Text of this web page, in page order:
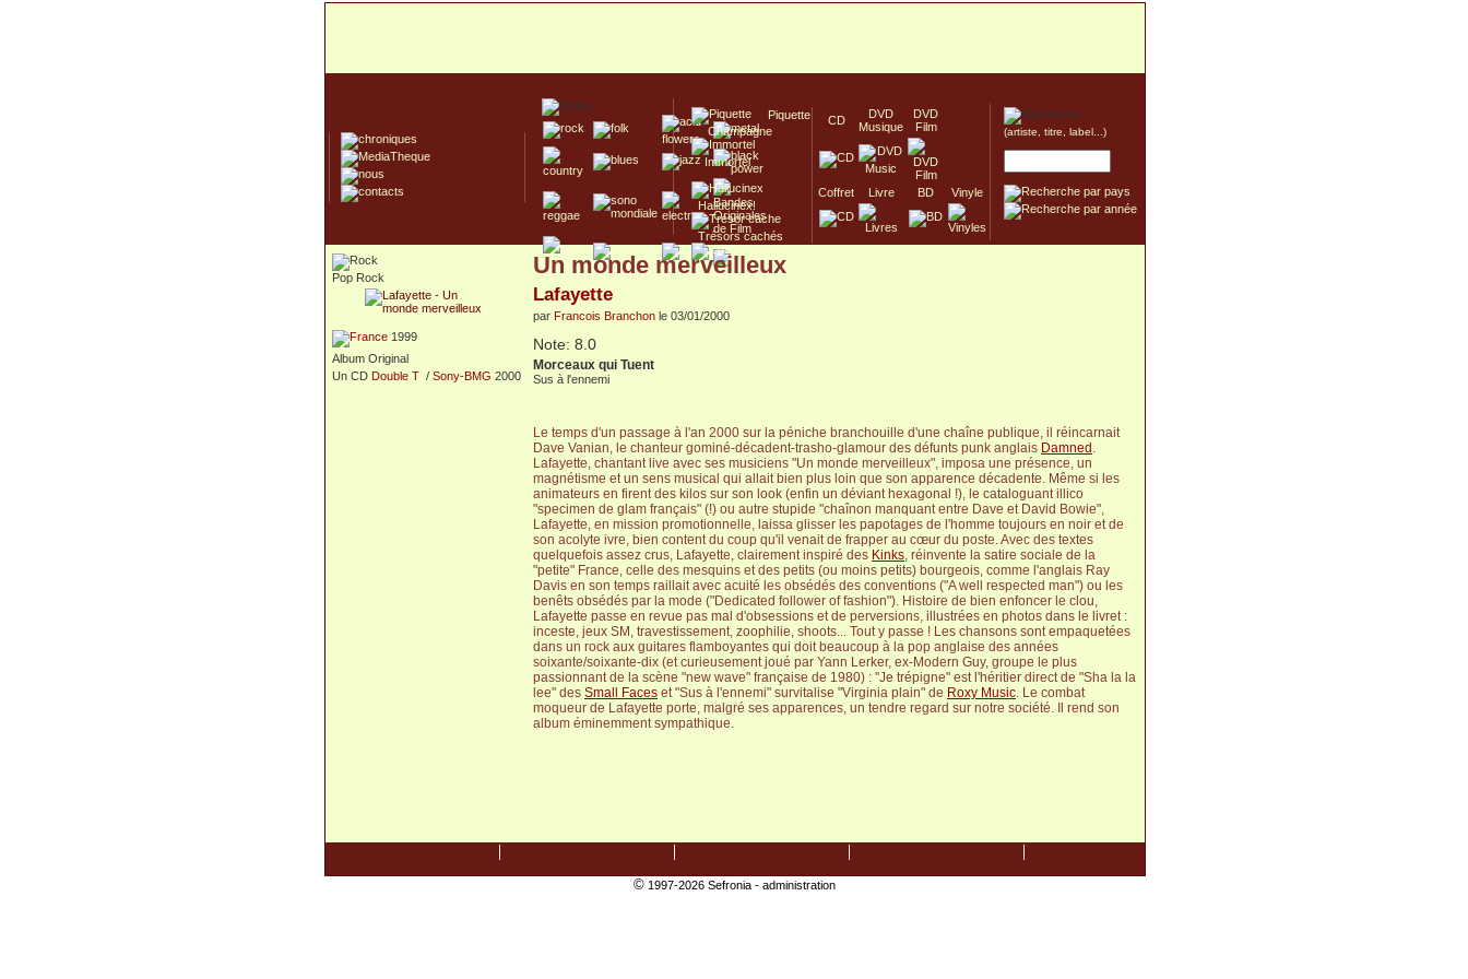
Piquette
Champagne
Immortel
Hallucinex!
Trésors cachés
Culte/Collector
CD
DVD
Musique
DVD
Film
Coffret Livre BD Vinyle
(artiste, titre, label...)
Pop Rock
1999
Album Original
Un CD Double T / Sony-BMG 2000
Un monde merveilleux
Lafayette
par Francois Branchon le 03/01/2000
Note: 8.0
Morceaux qui Tuent
Sus à l'ennemi
Le temps d'un passage à l'an 2000 sur la péniche branchouille d'une chaîne publique, il réincarnait
Dave Vanian, le chanteur gominé-décadent-trasho-glamour des défunts punk anglais Damned .
Lafayette, chantant live avec ses musiciens "Un monde merveilleux", imposa une présence, un
magnétisme et un sens musical qui allait bien plus loin que son apparence décadente. Même si les
animateurs en firent des kilos sur son look (enfin un déviant hexagonal !), le cataloguant illico
"specimen de glam français" (!) ou autre stupide "chaînon manquant entre Dave et David Bowie",
Lafayette, en mission promotionnelle, laissa glisser les papotages de l'homme toujours en noir et de
son acolyte ivre, bien content du coup qu'il venait de frapper au cœur du poste. Avec des textes
quelquefois assez crus, Lafayette, clairement inspiré des Kinks, réinvente la satire sociale de la
"petite" France, celle des mesquins et des petits (ou moins petits) bourgeois, comme l'anglais Ray
Davis en son temps raillait avec acuité les obsédés des conventions ("A well respected man") ou les
benêts obsédés par la mode ("Dedicated follower of fashion"). Histoire de bien enfoncer le clou,
Lafayette passe en revue pas mal d'obsessions et de perversions, illustrées en photos dans le livret :
inceste, jeux SM, travestissement, zoophilie, shoots... Tout y passe ! Les chansons sont empaquetées
dans un rock aux guitares flamboyantes qui doit beaucoup à la pop anglaise des années
soixante/soixante-dix (et curieusement joué par Yann Lerker, ex-Modern Guy, groupe le plus
passionnant de la scène "new wave" française de 1980) : "Je trépigne" est l'héritier direct de "Sha la la
lee" des Small Faces et "Sus à l'ennemi" survitalise "Virginia plain" de Roxy Music. Le combat
moqueur de Lafayette porte, malgré ses apparences, un tendre regard sur notre société. Il rend son
album éminemment sympathique.
©1997-2026 Sefronia - administration